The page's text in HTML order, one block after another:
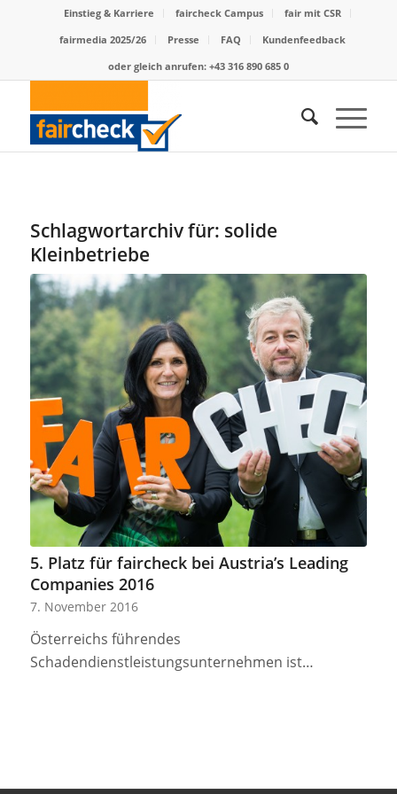
Einstieg & Karriere faircheck Campus
fair mit CSR
fairmedia 2025/26
Presse FAQ
Kundenfeedback
oder gleich anrufen: +43 316 890 685 0
Schlagwortarchiv für: solide
Kleinbetriebe
5. Platz für faircheck bei Austria’s Leading
Companies 2016
7. November 2016
Österreichs führendes
Schadendienstleistungsunternehmen ist…